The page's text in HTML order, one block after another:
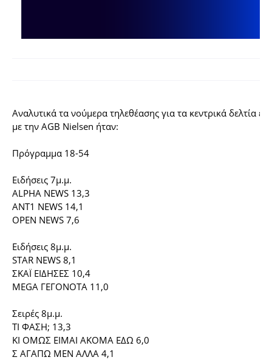
Αναλυτικά τα νούμερα τηλεθέασης για τα κεντρικά δελτία
με την AGB Nielsen ήταν:
Πρόγραμμα 18-54
Ειδήσεις 7μ.μ.
ALPHA NEWS 13,3
ΑΝΤ1 NEWS 14,1
OPEN NEWS 7,6
Ειδήσεις 8μ.μ.
STAR NEWS 8,1
ΣΚΑΪ ΕΙΔΗΣΕΣ 10,4
MEGA ΓΕΓΟΝΟΤΑ 11,0
Σειρές 8μ.μ.
ΤΙ ΦΑΣΗ; 13,3
ΚΙ ΟΜΩΣ ΕΙΜΑΙ ΑΚΟΜΑ ΕΔΩ 6,0
Σ ΑΓΑΠΩ ΜΕΝ ΑΛΛΑ 4,1